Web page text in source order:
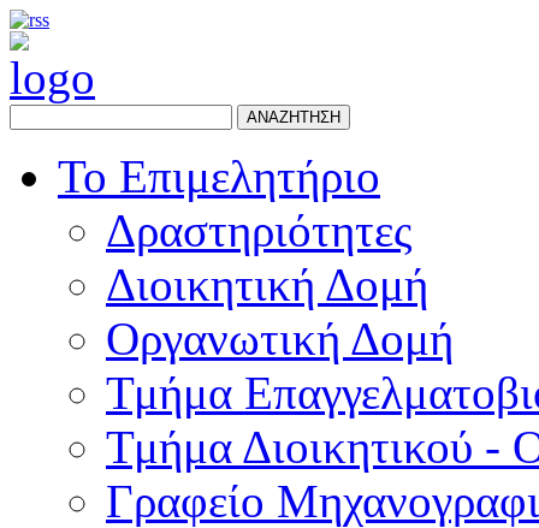
ΑΝΑΖΗΤΗΣΗ
Το Επιμελητήριο
Δραστηριότητες
Διοικητική Δομή
Οργανωτική Δομή
Τμήμα
Τμήμα Διοικητικού -
Γραφείο